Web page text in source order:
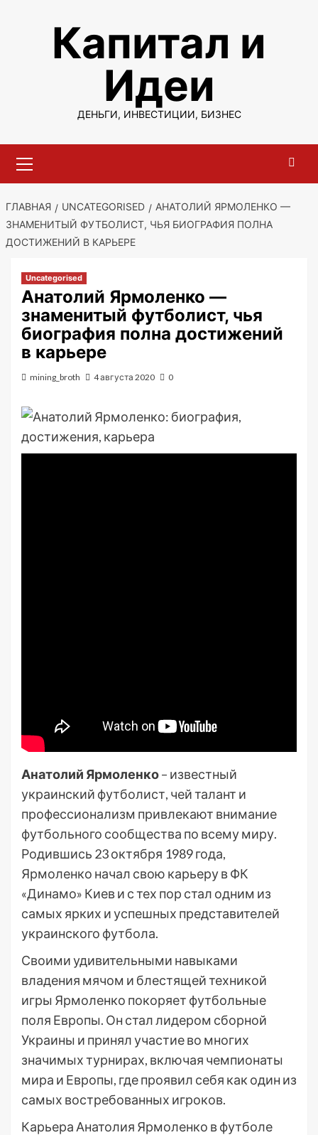
содержимомуКапитал и
Идеи
ДЕНЬГИ, ИНВЕСТИЦИИ, БИЗНЕС
меню
ГЛАВНАЯ UNCATEGORISED
АНАТОЛИЙ ЯРМОЛЕНКО —
ЗНАМЕНИТЫЙ ФУТБОЛИСТ, ЧЬЯ БИОГРАФИЯ ПОЛНА
ДОСТИЖЕНИЙ В КАРЬЕРЕ
Uncategorised
Анатолий Ярмоленко —
знаменитый футболист, чья
биография полна достижений
в карьере
mining_broth 4 августа 2020 0
Анатолий Ярмоленко– известный
украинский футболист, чей талант и
профессионализм привлекают внимание
футбольного сообщества по всему миру.
Родившись 23 октября 1989 года,
Ярмоленко начал свою карьеру в ФК
«Динамо» Киев и с тех пор стал одним из
самых ярких и успешных представителей
украинского футбола.
Своими удивительными навыками
владения мячом и блестящей техникой
игры Ярмоленко покоряет футбольные
поля Европы. Он стал лидером сборной
Украины и принял участие во многих
значимых турнирах, включая чемпионаты
мира и Европы, где проявил себя как один из
самых востребованных игроков.
Карьера Анатолия Ярмоленко в футболе